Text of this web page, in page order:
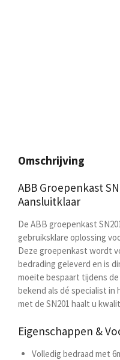
Omschrijving
ABB Groepenkast
Aansluitklaar
De ABB groepenkast
gebruiksklare oplossing
Deze groepenkast wordt
bedrading geleverd en is
moeite bespaart tijdens
bekend als dé specialist
met de SN201 haalt u
Eigenschappen &
Volledig bedraad met